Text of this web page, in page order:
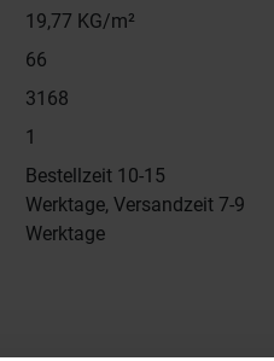
19,77 KG/m²
66
3168
1
Bestellzeit 10-15
Werktage, Versandzeit 7-9
Werktage